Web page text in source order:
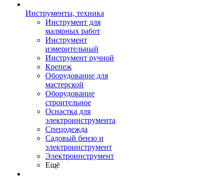
Инструменты, техника
Инструмент для
малярных работ
Инструмент
измерительный
Инструмент ручной
Крепеж
Оборудование для
мастерской
Оборудование
строительное
Оснастка для
электроинструмента
Спецодежда
Садовый бензо и
электроинструмент
Электроинструмент
Ещё